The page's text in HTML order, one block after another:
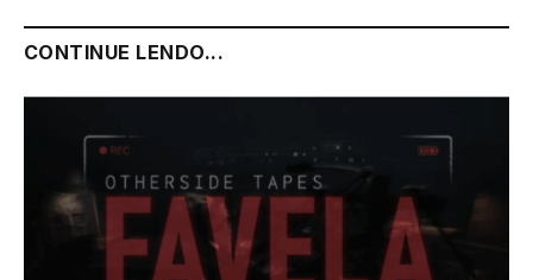
CONTINUE LENDO...